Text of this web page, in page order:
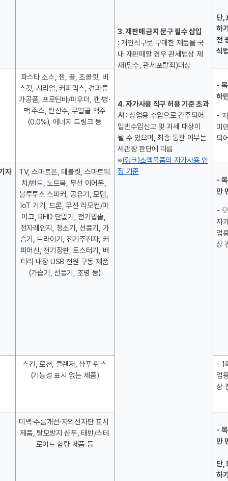
3. 재판매 금지 문구 필수 삽입
: 개인직구로 구매한 제품을 국
내 재판매할 경우 관세법상 제
재(밀수, 관세포탈죄)대상
4. 자가사용 직구 허용 기준 초과
시 : 상업용 수입으로 간주되어
일반수입신고 및 과세 대상이
될 수 있으며, 최종 통관 여부는
세관장 판단에 따름
※(링크)소액물품의 자가사용 인
정 기준
단,
하
전
식
파스타 소스, 잼, 꿀, 초콜릿, 비
스킷, 시리얼, 커피믹스, 견과류
가공품, 프로틴바/파우더, 캔·병·
팩 주스, 탄산수, 무알콜 맥주
(0.0%), 에너지 드링크 등
-
하
-
미
되
자
TV, 스마트폰, 태블릿, 스마트워
치/밴드, 노트북, 무선 이어폰,
블루투스 스피커, 공유기, 모뎀,
IoT 기기, 드론, 무선 리모컨/마
이크, RFID 단말기, 전기밥솥,
전자레인지, 청소기, 선풍기, 가
습기, 드라이기, 전기주전자, 커
피머신, 전기장판, 토스터기, 배
터리 내장 USB 전원 구동 제품
(가습기, 선풍기, 조명 등)
-
만
-
자
업
상
스킨, 로션, 클렌저, 샴푸·린스
(기능성 표시 없는 제품)
- 1
업
상
미백·주름개선·자외선차단 표시
제품, 탈모방지 샴푸, 태반/스테
로이드 함량 제품 등
-
만
단,
하